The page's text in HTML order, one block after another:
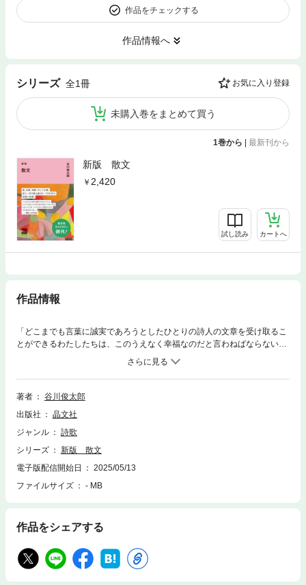
作品をチェックする
作品情報へ
シリーズ 全1冊 お気に入り登録
未購入巻をまとめて買う
1巻から | 最新刊から
新版 散文
2,420
試し読み カートへ
作品情報
「どこまでも言葉に誠実であろうとしたひとりの詩人の文章を受け取るこ
とができるわたしたちは、このうえなく幸福なのだと言わねばならない」
──永井玲衣旅、音楽、季節、そして言葉。詩人・谷川俊太郎60～70 年代
の思索の記録。旅と出会い。音楽・映画・美術についての感想。日々の思
索。書くことへの自問。世界の美しさに人一倍酔いながらも、どんなささ
やかなものも決して感じつくし、知りつくすことができない自分に奇妙な
るのか」「『何ひとつ書くことはない』と書けるということ」を含む、詩
人・谷川俊太郎が60～70年代に綴った貴重なエッセイ集。解説＝永井玲
著者
谷川俊太郎
出版社
晶文社
ジャンル
詩歌
シリーズ
新版 散文
電子版配信開始日
2025/05/13
ファイルサイズ
- MB
作品をシェアする